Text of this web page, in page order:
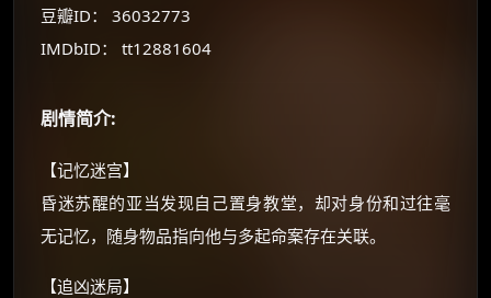
豆瓣ID： 36032773
IMDbID： tt12881604
剧情简介:
【记忆迷宫】
昏迷苏醒的亚当发现自己置身教堂，却对身份和过往毫
无记忆，随身物品指向他与多起命案存在关联。
【追凶迷局】
朋友们辛苦了 💦
⚡ 前往【大淘客】领红包